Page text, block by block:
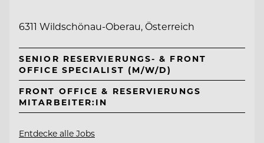
6311 Wildschönau-Oberau, Österreich
SENIOR RESERVIERUNGS- & FRONT
OFFICE SPECIALIST (M/W/D)
FRONT OFFICE & RESERVIERUNGS
MITARBEITER:IN
Entdecke alle Jobs